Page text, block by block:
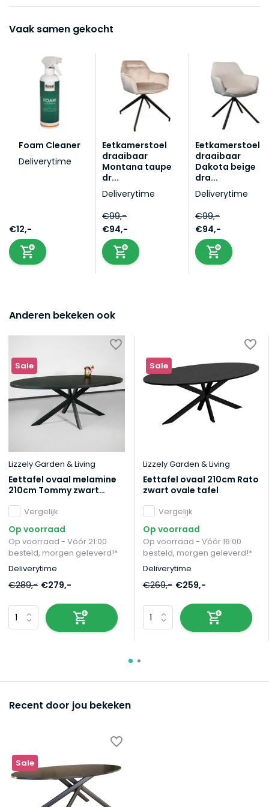
Vaak samen gekocht
Foam Cleaner
Deliverytime
€12,-
Eetkamerstoel
draaibaar
Montana taupe
dr...
Deliverytime
€99,-
€94,-
Eetkamerstoel
draaibaar
Dakota beige
dra...
Deliverytime
€99,-
€94,-
Anderen bekeken ook
Sale
Lizzely Garden & Living
Eettafel ovaal melamine
210cm Tommy zwart
Vergelijk
Op voorraad
Op voorraad - Vóór 21:00
besteld, morgen geleverd!*
Deliverytime
€289,- €279,-
Sale
Lizzely Garden & Living
Eettafel ovaal 210cm Rato
zwart ovale tafel
Vergelijk
Op voorraad
Op voorraad - Vóór 16:00
besteld, morgen geleverd!*
Deliverytime
€269,- €259,-
Recent door jou bekeken
Sale